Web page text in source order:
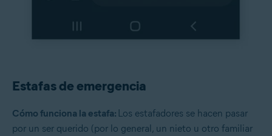
Estafas de emergencia
Cómo funciona la estafa: Los estafadores se hacen pasar
por un ser querido (por lo general, un nieto u otro familiar